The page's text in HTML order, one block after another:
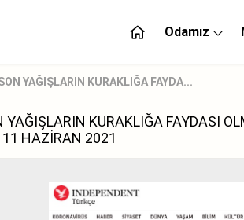
Odamız
YAĞIŞLARIN KURAKLIĞA FAYDA...
YAĞIŞLARIN KURAKLIĞA FAYDASI
HAZİRAN 2021